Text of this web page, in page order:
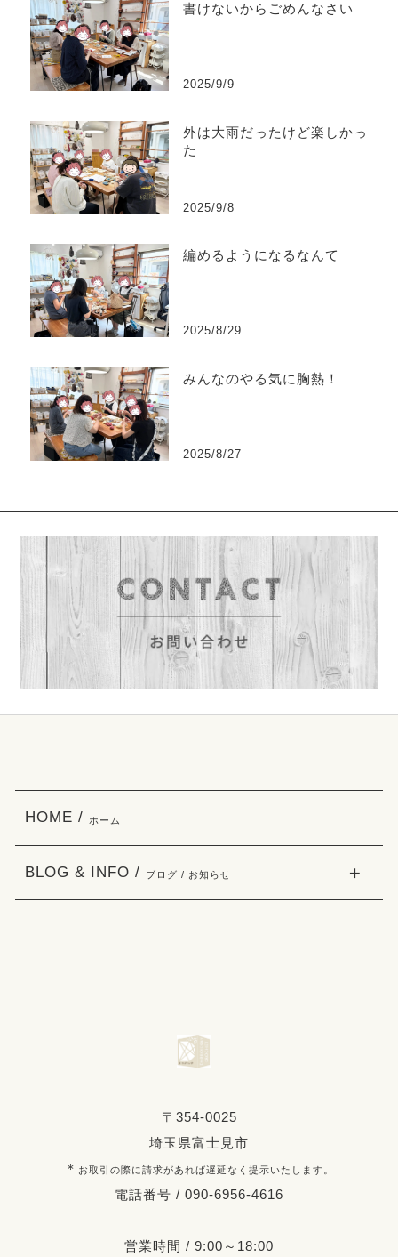
書けないからごめんなさい
2025/9/9
外は大雨だったけど楽しかっ
た
2025/9/8
編めるようになるなんて
2025/8/29
みんなのやる気に胸熱！
2025/8/27
〒354-0025
埼玉県富士見市
＊ お取引の際に請求があれば遅延なく提示いたします。
電話番号 / 090-6956-4616
営業時間 / 9:00～18:00
HOME / ホーム
BLOG & INFO / ブログ / お知らせ